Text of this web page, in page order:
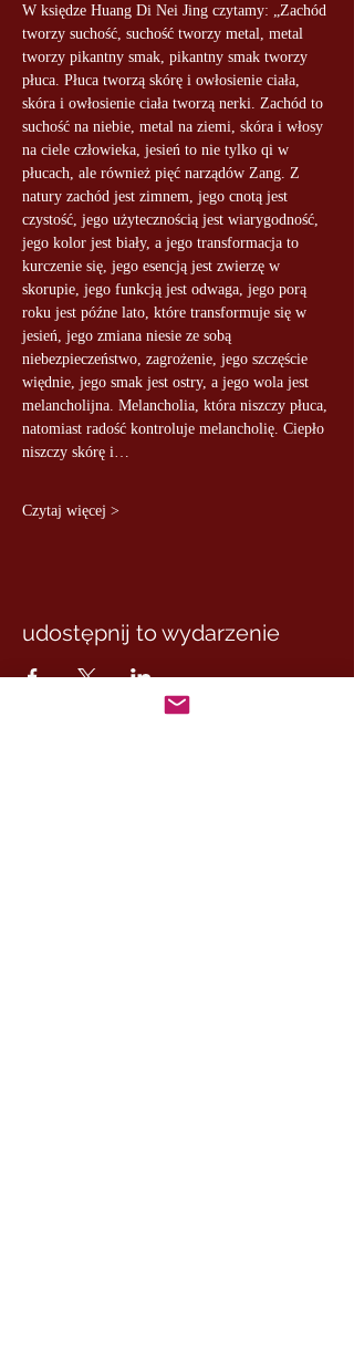
W księdze Huang Di Nei Jing czytamy: „Zachód
tworzy suchość, suchość tworzy metal, metal
tworzy pikantny smak, pikantny smak tworzy
płuca. Płuca tworzą skórę i owłosienie ciała,
skóra i owłosienie ciała tworzą nerki. Zachód to
suchość na niebie, metal na ziemi, skóra i włosy
na ciele człowieka, jesień to nie tylko qi w
płucach, ale również pięć narządów Zang. Z
natury zachód jest zimnem, jego cnotą jest
czystość, jego użytecznością jest wiarygodność,
jego kolor jest biały, a jego transformacja to
kurczenie się, jego esencją jest zwierzę w
skorupie, jego funkcją jest odwaga, jego porą
roku jest późne lato, które transformuje się w
jesień, jego zmiana niesie ze sobą
niebezpieczeństwo, zagrożenie, jego szczęście
więdnie, jego smak jest ostry, a jego wola jest
melancholijna. Melancholia, która niszczy płuca,
natomiast radość kontroluje melancholię. Ciepło
niszczy skórę i…
Czytaj więcej >
udostępnij to wydarzenie